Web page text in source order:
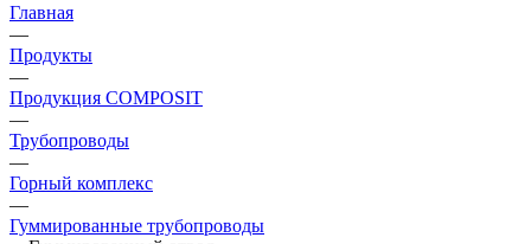
Главная
—
Продукты
—
Продукция COMPOSIT
—
Трубопроводы
—
Горный комплекс
—
Гуммированные трубопроводы